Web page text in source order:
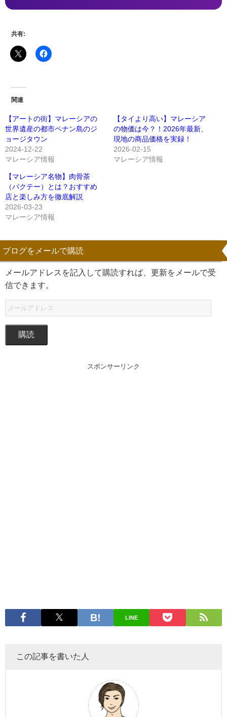
共有:
関連
【アートの街】マレーシアの
世界遺産の都市ペナン島のジ
ョージタウン
2024-12-22
マレーシア情報
【タイより高い】マレーシア
の物価は今？！2026年最新、
現地の商品価格を実録！
2026-02-15
マレーシア情報
【マレーシア名物】肉骨茶
（バクテー）とは？おすすめ
店と楽しみ方を徹底解説
2026-03-23
マレーシア情報
ブログをメールで購読
メールアドレスを記入して購読すれば、更新をメールで受
信できます。
購読
スポンサーリンク
LINE
この記事を書いた人